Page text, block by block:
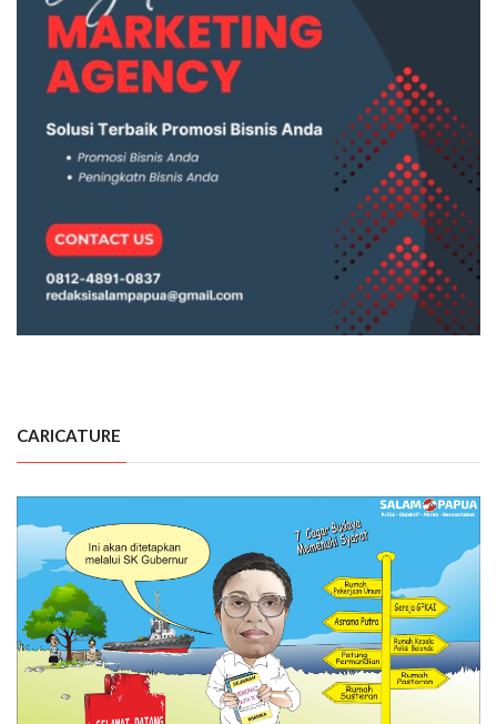
CARICATURE